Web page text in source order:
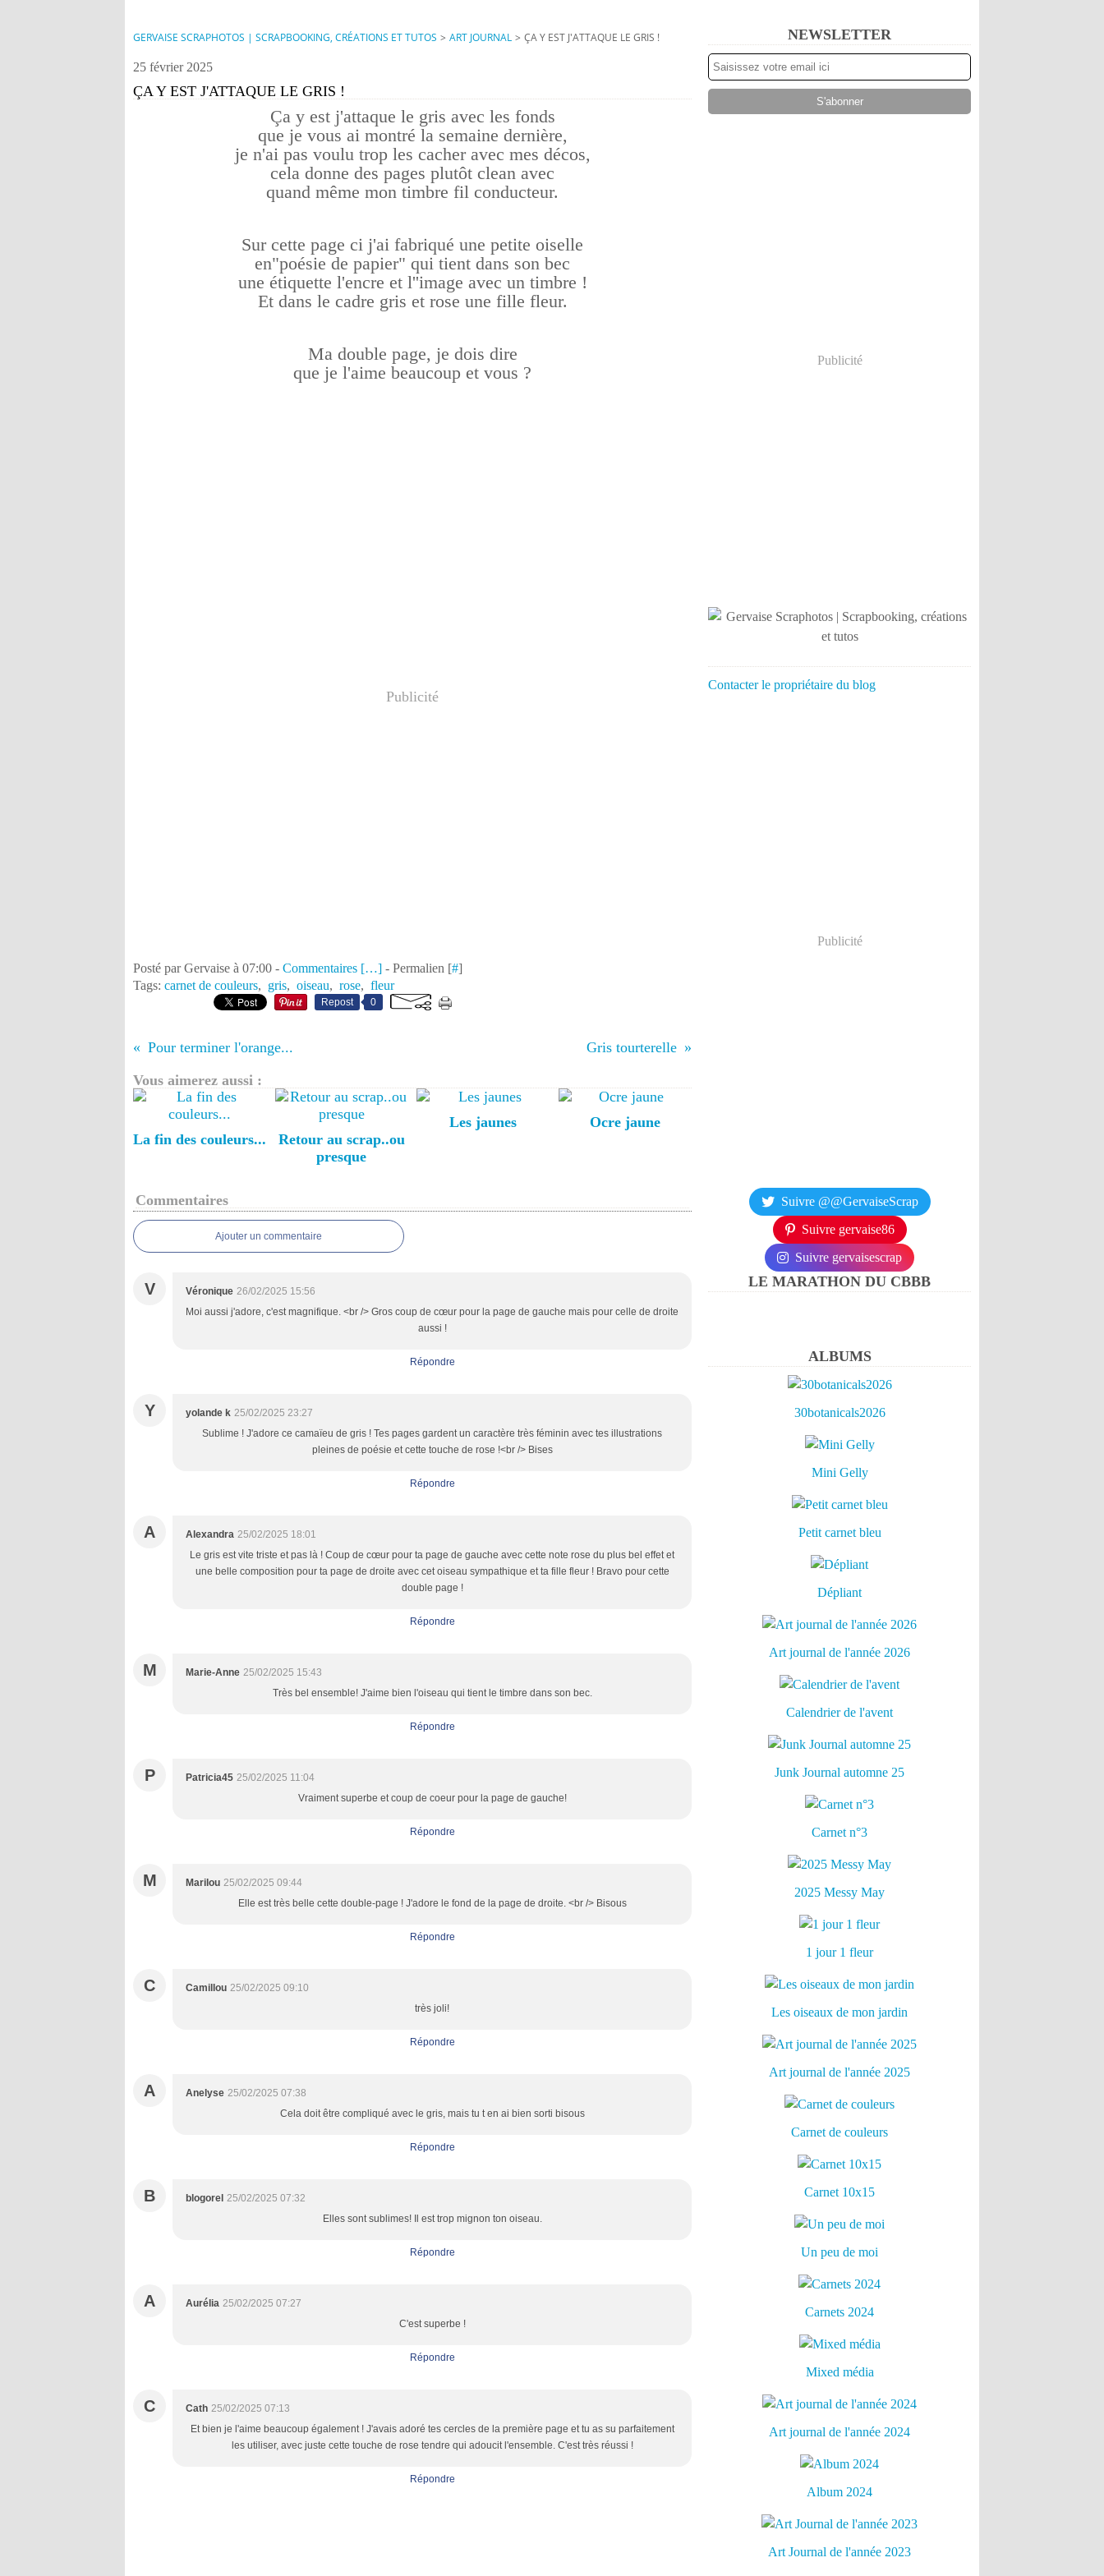
GERVAISE SCRAPHOTOS | SCRAPBOOKING, CRÉATIONS ET TUTOS > ART JOURNAL > ÇA Y EST J'ATTAQUE LE GRIS !
25 février 2025
ÇA Y EST J'ATTAQUE LE GRIS !
Ça y est j'attaque le gris avec les fonds
que je vous ai montré la semaine dernière,
je n'ai pas voulu trop les cacher avec mes décos,
cela donne des pages plutôt clean avec
quand même mon timbre fil conducteur.
Sur cette page ci j'ai fabriqué une petite oiselle
en"poésie de papier" qui tient dans son bec
une étiquette l'encre et l''image avec un timbre !
Et dans le cadre gris et rose une fille fleur.
Ma double page, je dois dire
que je l'aime beaucoup et vous ?
Publicité
Posté par Gervaise à 07:00 - Commentaires […] - Permalien [#]
Tags: carnet de couleurs, gris, oiseau, rose, fleur
Repost 0
Pour terminer l'orange...
Gris tourterelle
Vous aimerez aussi :
La fin des couleurs...
Retour au scrap..ou
presque
Les jaunes Ocre jaune
Commentaires
Ajouter un commentaire
V Véronique 26/02/2025 15:56
Moi aussi j'adore, c'est magnifique. <br /> Gros coup de cœur pour la page de gauche mais pour celle de droite
aussi !
Répondre
Y yolande k 25/02/2025 23:27
Sublime ! J'adore ce camaïeu de gris ! Tes pages gardent un caractère très féminin avec tes illustrations
pleines de poésie et cette touche de rose !<br /> Bises
Répondre
A Alexandra 25/02/2025 18:01
Le gris est vite triste et pas là ! Coup de cœur pour ta page de gauche avec cette note rose du plus bel effet et
une belle composition pour ta page de droite avec cet oiseau sympathique et ta fille fleur ! Bravo pour cette
double page !
Répondre
M Marie-Anne 25/02/2025 15:43
Très bel ensemble! J'aime bien l'oiseau qui tient le timbre dans son bec.
Répondre
P Patricia45 25/02/2025 11:04
Vraiment superbe et coup de coeur pour la page de gauche!
Répondre
M Marilou 25/02/2025 09:44
Elle est très belle cette double-page ! J'adore le fond de la page de droite. <br /> Bisous
Répondre
C Camillou 25/02/2025 09:10
très joli!
Répondre
A Anelyse 25/02/2025 07:38
Cela doit être compliqué avec le gris, mais tu t en ai bien sorti bisous
Répondre
B blogorel 25/02/2025 07:32
Elles sont sublimes! Il est trop mignon ton oiseau.
Répondre
A Aurélia 25/02/2025 07:27
C'est superbe !
Répondre
C Cath 25/02/2025 07:13
Et bien je l'aime beaucoup également ! J'avais adoré tes cercles de la première page et tu as su parfaitement
les utiliser, avec juste cette touche de rose tendre qui adoucit l'ensemble. C'est très réussi !
Répondre
NEWSLETTER
Publicité
Contacter le propriétaire du blog
Publicité
Suivre @@GervaiseScrap
Suivre gervaise86
Suivre gervaisescrap
LE MARATHON DU CBBB
ALBUMS
30botanicals2026
Mini Gelly
Petit carnet bleu
Dépliant
Art journal de l'année 2026
Calendrier de l'avent
Junk Journal automne 25
Carnet n°3
2025 Messy May
1 jour 1 fleur
Les oiseaux de mon jardin
Art journal de l'année 2025
Carnet de couleurs
Carnet 10x15
Un peu de moi
Carnets 2024
Mixed média
Art journal de l'année 2024
Album 2024
Art Journal de l'année 2023